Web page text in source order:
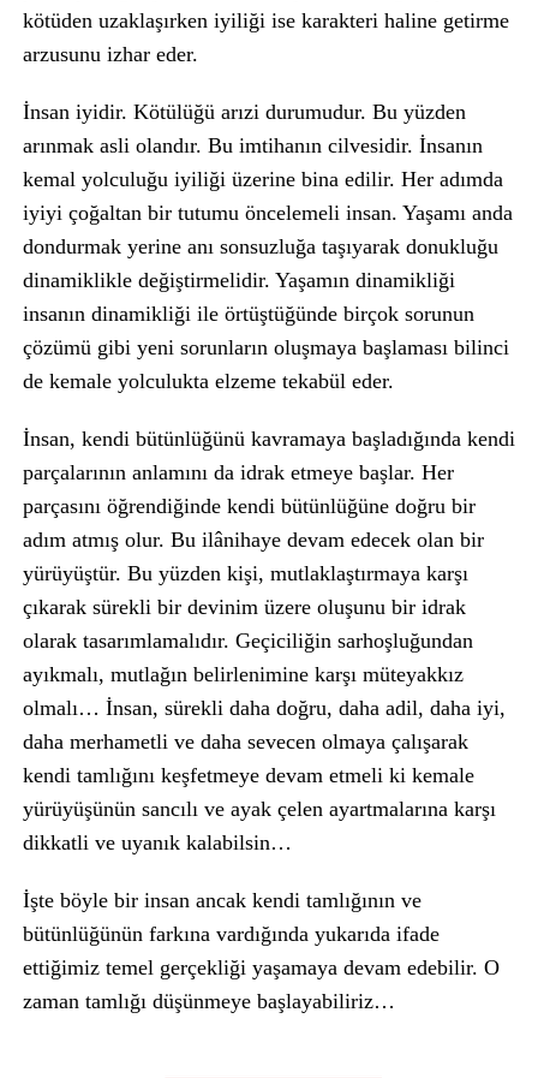
kötüden uzaklaşırken iyiliği ise karakteri haline getirme
arzusunu izhar eder.
İnsan iyidir. Kötülüğü arızi durumudur. Bu yüzden
arınmak asli olandır. Bu imtihanın cilvesidir. İnsanın
kemal yolculuğu iyiliği üzerine bina edilir. Her adımda
iyiyi çoğaltan bir tutumu öncelemeli insan. Yaşamı anda
dondurmak yerine anı sonsuzluğa taşıyarak donukluğu
dinamiklikle değiştirmelidir. Yaşamın dinamikliği
insanın dinamikliği ile örtüştüğünde birçok sorunun
çözümü gibi yeni sorunların oluşmaya başlaması bilinci
de kemale yolculukta elzeme tekabül eder.
İnsan, kendi bütünlüğünü kavramaya başladığında kendi
parçalarının anlamını da idrak etmeye başlar. Her
parçasını öğrendiğinde kendi bütünlüğüne doğru bir
adım atmış olur. Bu ilânihaye devam edecek olan bir
yürüyüştür. Bu yüzden kişi, mutlaklaştırmaya karşı
çıkarak sürekli bir devinim üzere oluşunu bir idrak
olarak tasarımlamalıdır. Geçiciliğin sarhoşluğundan
ayıkmalı, mutlağın belirlenimine karşı müteyakkız
olmalı… İnsan, sürekli daha doğru, daha adil, daha iyi,
daha merhametli ve daha sevecen olmaya çalışarak
kendi tamlığını keşfetmeye devam etmeli ki kemale
yürüyüşünün sancılı ve ayak çelen ayartmalarına karşı
dikkatli ve uyanık kalabilsin…
İşte böyle bir insan ancak kendi tamlığının ve
bütünlüğünün farkına vardığında yukarıda ifade
ettiğimiz temel gerçekliği yaşamaya devam edebilir. O
zaman tamlığı düşünmeye başlayabiliriz…